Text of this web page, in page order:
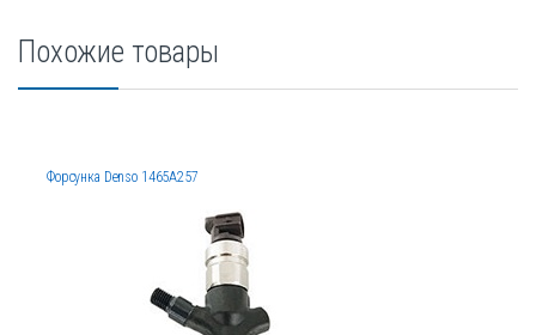
Похожие товары
Форсунка Denso 1465A257